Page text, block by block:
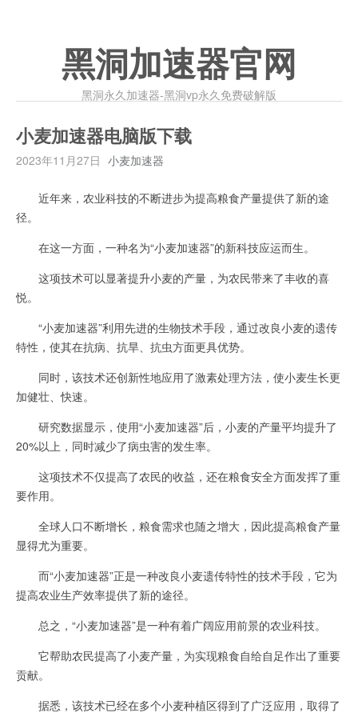
黑洞加速器官网
黑洞永久加速器-黑洞vp永久免费破解版
小麦加速器电脑版下载
2023年11月27日 小麦加速器
近年来，农业科技的不断进步为提高粮食产量提供了新的途
径。
在这一方面，一种名为“小麦加速器”的新科技应运而生。
这项技术可以显著提升小麦的产量，为农民带来了丰收的喜
悦。
“小麦加速器”利用先进的生物技术手段，通过改良小麦的遗传
特性，使其在抗病、抗旱、抗虫方面更具优势。
同时，该技术还创新性地应用了激素处理方法，使小麦生长更
加健壮、快速。
研究数据显示，使用“小麦加速器”后，小麦的产量平均提升了
20%以上，同时减少了病虫害的发生率。
这项技术不仅提高了农民的收益，还在粮食安全方面发挥了重
要作用。
全球人口不断增长，粮食需求也随之增大，因此提高粮食产量
显得尤为重要。
而“小麦加速器”正是一种改良小麦遗传特性的技术手段，它为
提高农业生产效率提供了新的途径。
总之，“小麦加速器”是一种有着广阔应用前景的农业科技。
它帮助农民提高了小麦产量，为实现粮食自给自足作出了重要
贡献。
据悉，该技术已经在多个小麦种植区得到了广泛应用，取得了